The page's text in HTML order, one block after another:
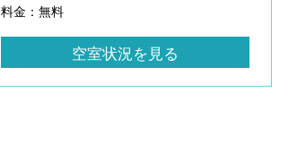
料金：無料
空室状況を見る